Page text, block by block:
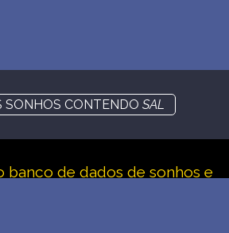
SONHOS CONTENDO SAL
banco de dados de sonhos e